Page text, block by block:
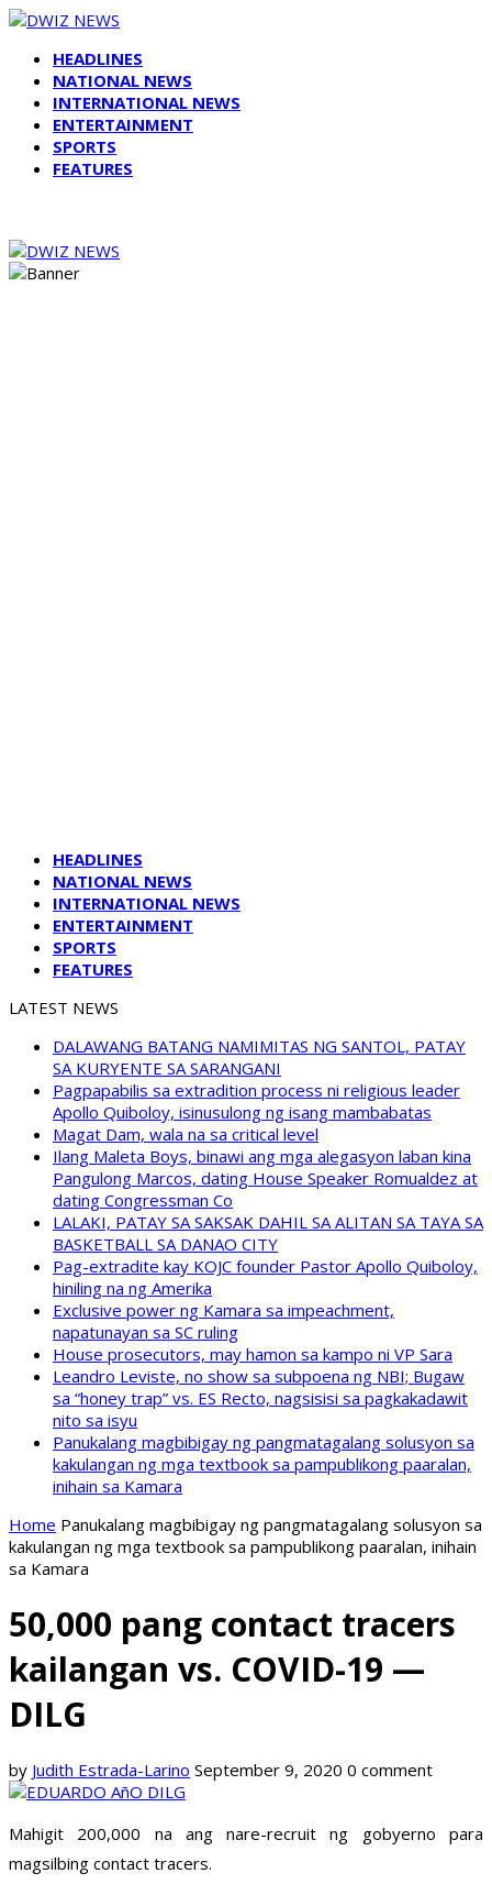
HEADLINES
NATIONAL NEWS
INTERNATIONAL NEWS
ENTERTAINMENT
SPORTS
FEATURES
HEADLINES
NATIONAL NEWS
INTERNATIONAL NEWS
ENTERTAINMENT
SPORTS
FEATURES
LATEST NEWS
DALAWANG BATANG NAMIMITAS NG SANTOL, PATAY
SA KURYENTE SA SARANGANI
Pagpapabilis sa extradition process ni religious leader
Apollo Quiboloy, isinusulong ng isang mambabatas
Magat Dam, wala na sa critical level
Ilang Maleta Boys, binawi ang mga alegasyon laban kina
Pangulong Marcos, dating House Speaker Romualdez at
dating Congressman Co
LALAKI, PATAY SA SAKSAK DAHIL SA ALITAN SA TAYA SA
BASKETBALL SA DANAO CITY
Pag-extradite kay KOJC founder Pastor Apollo Quiboloy,
hiniling na ng Amerika
Exclusive power ng Kamara sa impeachment,
napatunayan sa SC ruling
House prosecutors, may hamon sa kampo ni VP Sara
Leandro Leviste, no show sa subpoena ng NBI; Bugaw
sa “honey trap” vs. ES Recto, nagsisisi sa pagkakadawit
nito sa isyu
Panukalang magbibigay ng pangmatagalang solusyon sa
kakulangan ng mga textbook sa pampublikong paaralan,
inihain sa Kamara
Home Panukalang magbibigay ng pangmatagalang solusyon sa
kakulangan ng mga textbook sa pampublikong paaralan, inihain
sa Kamara
50,000 pang contact tracers
kailangan vs. COVID-19 —
DILG
by Judith Estrada-Larino September 9, 2020 0 comment
Mahigit 200,000 na ang nare-recruit ng gobyerno para
magsilbing contact tracers.